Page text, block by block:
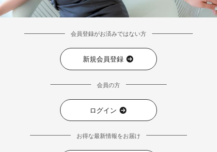
■カラーバリエーション
会員登録がお済みではない方
新規会員登録
会員の方
ログイン
お得な最新情報をお届け